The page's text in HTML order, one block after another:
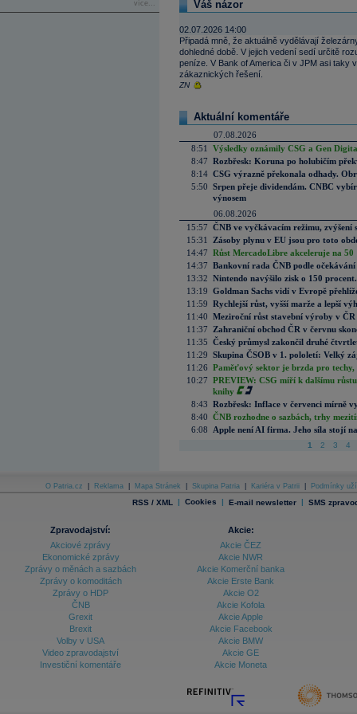
více... Váš názor
02.07.2026 14:00
Připadá mně, že aktuálně vydělávají
dohledné době. V jejich vedení sedí určitě
peníze. V Bank of America či v JPM asi taky
zákaznických řešení.
ZN
Aktuální komentáře
07.08.2026
8:51
Výsledky oznámily CSG a Gen
8:47 Rozbřesk: Koruna po holubičím
8:14 CSG výrazně překonala odhady.
5:50 Srpen přeje dividendám. CNBC
výnosem
06.08.2026
15:57 ČNB ve vyčkávacím režimu, zvýšení
15:31
Zásoby plynu v EU jsou pro toto
14:47 Růst MercadoLibre akceleruje na
14:37 Bankovní rada ČNB podle
13:32 Nintendo navýšilo zisk o 150
13:19 Goldman Sachs vidí v Evropě
11:59 Rychlejší růst, vyšší marže a lepší
11:40 Meziroční růst stavební výroby v
11:37
Zahraniční obchod ČR v červnu
11:35 Český průmysl zakončil druhé
11:29 Skupina ČSOB v 1. pololetí: Velký
11:26 Paměťový sektor je brzda pro techy,
10:27 PREVIEW: CSG míří k dalšímu
knihy
8:43 Rozbřesk: Inflace v červenci mírně
8:40 ČNB rozhodne o sazbách, trhy
6:08
Apple není AI firma. Jeho síla stojí
1 2 3 4
O Patria.cz Reklama Mapa Stránek Skupina Patria Kariéra v Patrii Podmínky
RSS / XML | Cookies | E-mail newsletter | SMS
Zpravodajství:
Akciové zprávy
Ekonomické zprávy
Zprávy o měnách a sazbách
Zprávy o komoditách
Zprávy o HDP
ČNB
Grexit
Brexit
Volby v USA
Video zpravodajství
Investiční komentáře
Akcie:
Akcie ČEZ
Akcie NWR
Akcie Komerční banka
Akcie Erste Bank
Akcie O2
Akcie Kofola
Akcie Apple
Akcie Facebook
Akcie BMW
Akcie GE
Akcie Moneta